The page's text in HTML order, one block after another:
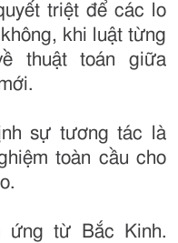
triệt để các lo
khi luật từng
thuật toán giữa
sự tương tác là
toàn cầu cho
ứng từ Bắc Kinh.